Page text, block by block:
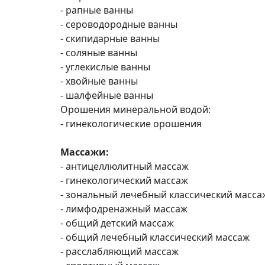
- рапные ванны
- сероводородные ванны
- скипидарные ванны
- соляные ванны
- углекислые ванны
- хвойные ванны
- шалфейные ванны
Орошения минеральной водой:
- гинекологические орошения
Массажи:
- антицеллюлитный массаж
- гинекологический массаж
- зональный лечебный классический
- лимфодренажный массаж
- общий детский массаж
- общий лечебный классический массаж
- расслабляющий массаж